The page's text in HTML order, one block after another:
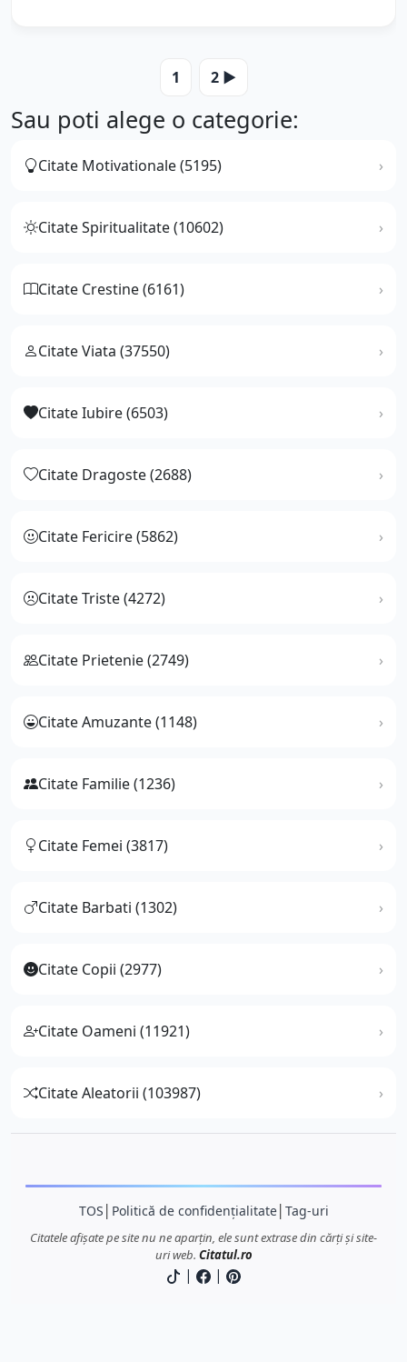
1 2 ▶️
Sau poti alege o categorie:
Citate Motivationale (5195)
Citate Spiritualitate (10602)
Citate Crestine (6161)
Citate Viata (37550)
Citate Iubire (6503)
Citate Dragoste (2688)
Citate Fericire (5862)
Citate Triste (4272)
Citate Prietenie (2749)
Citate Amuzante (1148)
Citate Familie (1236)
Citate Femei (3817)
Citate Barbati (1302)
Citate Copii (2977)
Citate Oameni (11921)
Citate Aleatorii (103987)
TOS Politică de confidențialitate│ Tag-uri
Citatele afișate pe site nu ne aparțin, ele sunt extrase din cărți și site-
uri web. Citatul.ro
| |